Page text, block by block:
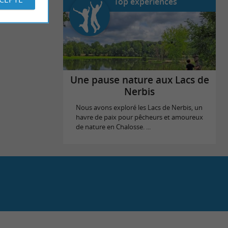
Une pause nature aux Lacs de
Nerbis
Nous avons exploré les Lacs de Nerbis, un
havre de paix pour pêcheurs et amoureux
de nature en Chalosse. ...